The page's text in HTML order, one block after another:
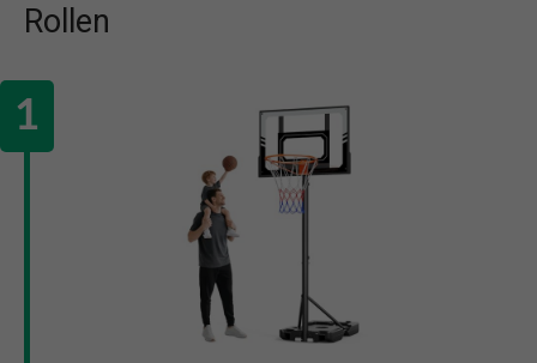
Rollen